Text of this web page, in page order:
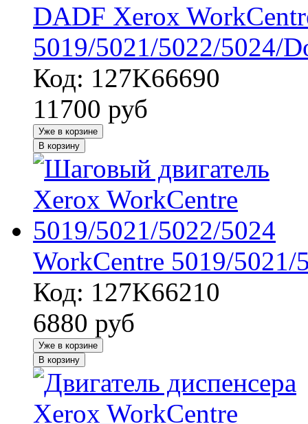
DADF Xerox
5019/5021/5022/5024/
Код: 127K66690
11700 руб
Уже в корзине
В корзину
WorkCentre 5019/5021/
Код: 127K66210
6880 руб
Уже в корзине
В корзину